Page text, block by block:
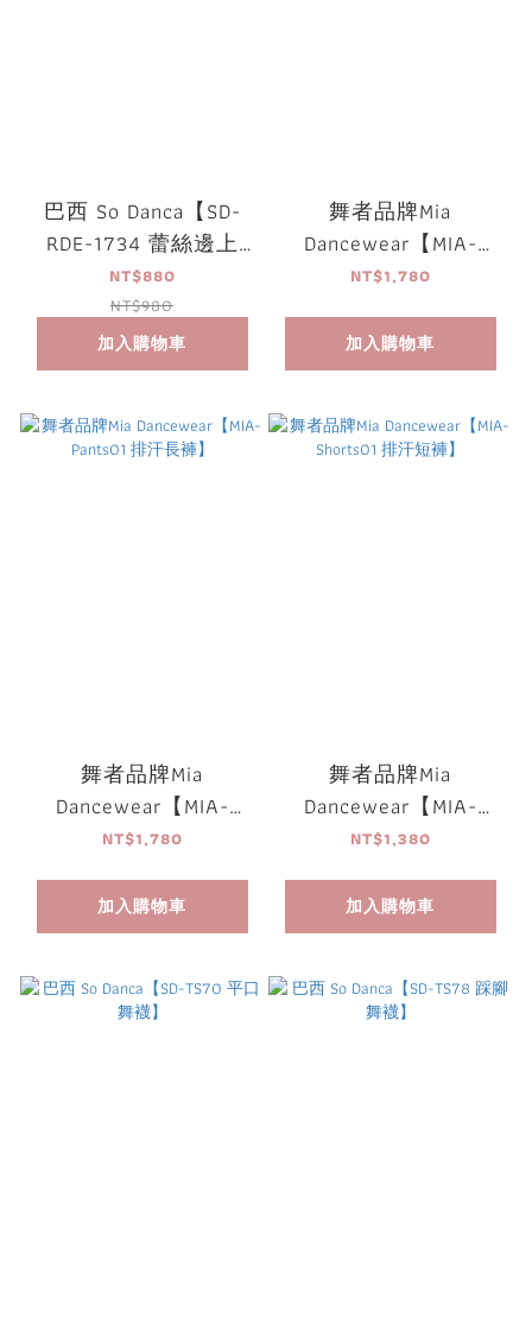
巴西 So Danca【SD-
RDE-1734 蕾絲邊上
衣】
NT$880
NT$980
加入購物車
舞者品牌Mia
Dancewear【MIA-
Pants02 軟質排汗長
NT$1,780
加入購物車
舞者品牌Mia
Dancewear【MIA-
Pants01 排汗長褲】
NT$1,780
加入購物車
舞者品牌Mia
Dancewear【MIA-
Shorts01 排汗短褲】
NT$1,380
加入購物車